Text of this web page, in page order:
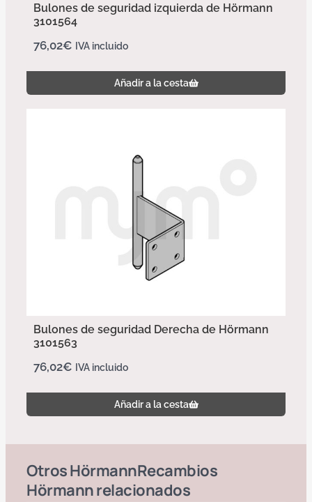
Bulones de seguridad izquierda de Hörmann
3101564
76,02€ IVA incluido
Añadir a la cesta
Bulones de seguridad Derecha de Hörmann
3101563
76,02€ IVA incluido
Añadir a la cesta
OtrosHörmannRecambios
Hörmannrelacionados